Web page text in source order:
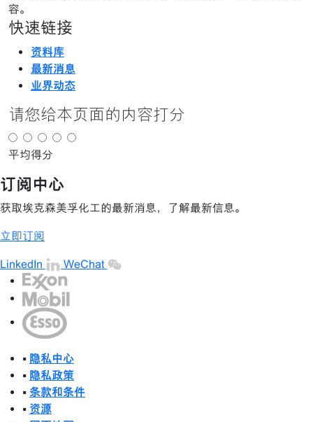
容。
快速链接
资料库
最新消息
业界动态
请您给本页面的内容打分
平均得分
订阅中心
获取埃克森美孚化工的最新消息，了解最新信息。
立即订阅
LinkedIn WeChat
• 隐私中心
• 隐私政策
• 条款和条件
• 资源